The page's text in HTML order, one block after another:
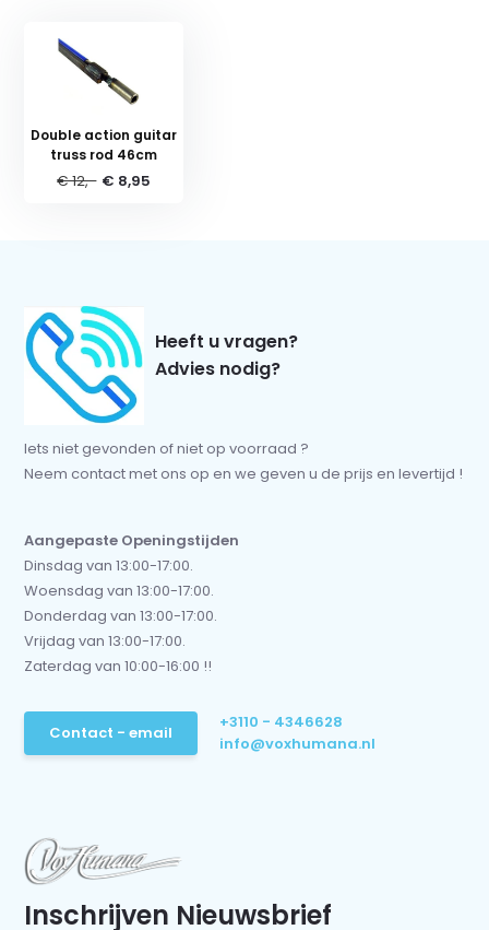
Double action guitar
truss rod 46cm
€ 12,- € 8,95
Heeft u vragen?
Advies nodig?
Iets niet gevonden of niet op voorraad ?
Neem contact met ons op en we geven u de prijs en levertijd !
Aangepaste Openingstijden
Dinsdag van 13:00-17:00.
Woensdag van 13:00-17:00.
Donderdag van 13:00-17:00.
Vrijdag van 13:00-17:00.
Zaterdag van 10:00-16:00 !!
Contact - email
+3110 - 4346628
info@voxhumana.nl
Inschrijven Nieuwsbrief